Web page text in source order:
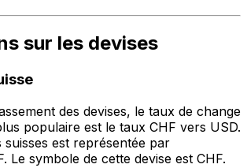
sur les devises
des devises, le taux de change
populaire est le taux CHF vers USD.
suisses est représentée par
Le symbole de cette devise est CHF.